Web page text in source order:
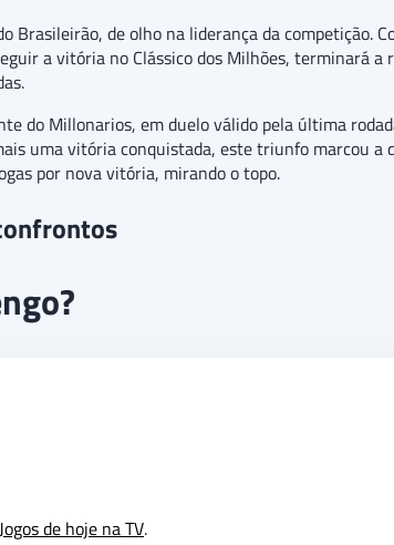
Brasileirão, de olho na liderança da competição.
a vitória no Clássico dos Milhões, terminará a
do Millonarios, em duelo válido pela última
uma vitória conquistada, este triunfo marcou a
por nova vitória, mirando o topo.
Jogos de hoje na TV.